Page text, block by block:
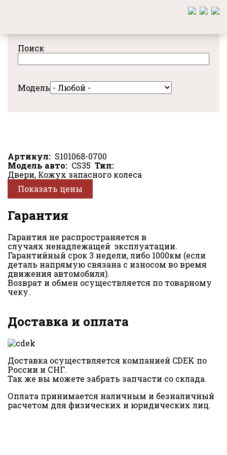
содержанию
Поиск
Модель
Артикул
S101068-0700
Модель авто
CS35 Тип
Двери, Кожух запасного колеса
Показать цены
Гарантия
Гарантия не распространяется в
случаях ненадлежащей эксплуатации.
Гарантийный срок 3 недели, либо 1000км (если
деталь напрямую связана с износом во время
движения автомобиля).
Возврат и обмен осуществляется по товарному
чеку.
Доставка и оплата
Доставка осуществляется компанией CDEK по
России и СНГ.
Так же вы можете забрать запчасти со склада.
Оплата принимается наличным и безналичный
расчетом для физических и юридических лиц.